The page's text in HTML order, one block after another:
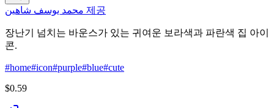
محمد يوسف شاهين 제공
장난기 넘치는 바운스가 있는 귀여운 보라색과 파란색 집 아이
콘.
#home#icon#purple#blue#cute
$0.59